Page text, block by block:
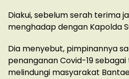
Diakui, sebelum serah terima
menghadap dengan Kapolda
Dia menyebut, pimpinannya
penanganan Covid-19
melindungi masyarakat